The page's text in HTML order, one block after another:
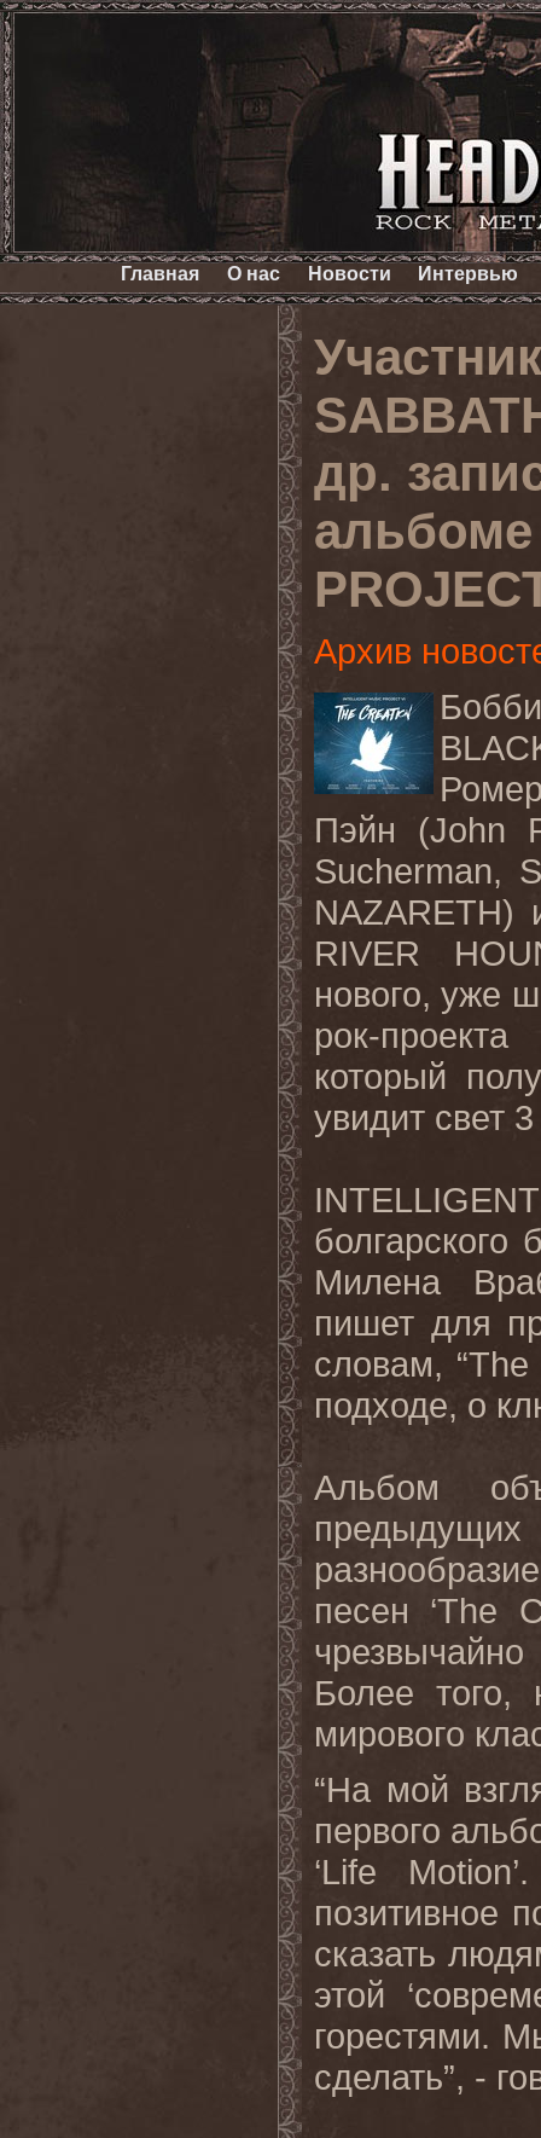
Главная О нас Новости Интервью
др.
альбоме
Архив
Пэйн (John
Sucherman,
NAZARETH)
RIVER
нового, уже
рок-
который
увидит свет
Милена
пишет для
словам,
подходе, о
Альбом
песен ‘The
Более того,
мирового
“На мой
первого
‘Life
позитивное
сказать
этой
горестями.
сделать”, -